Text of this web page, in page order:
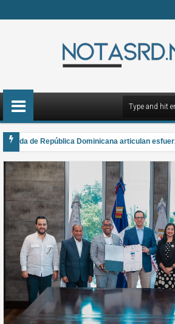
de República Dominicana articulan
el Premio Anual Nacional de Poesía Salomé